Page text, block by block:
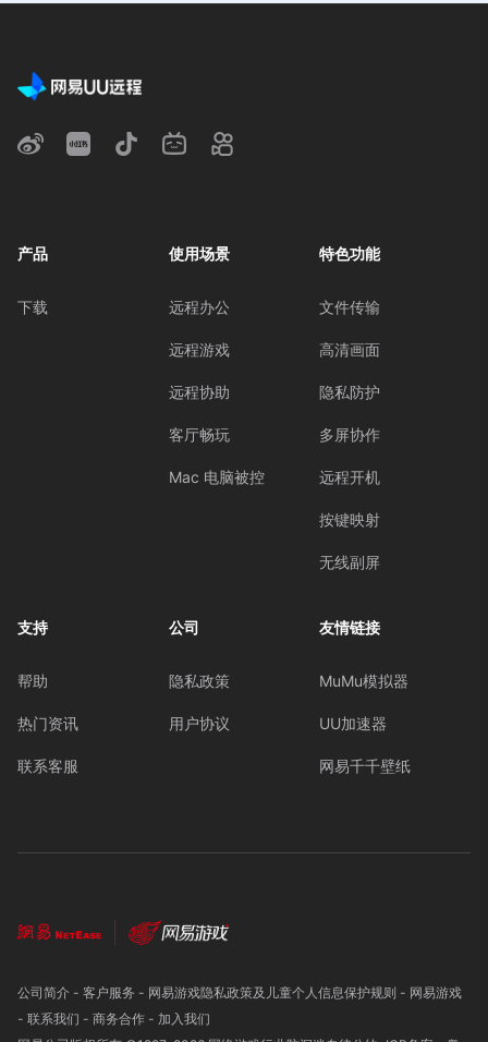
产品
下载
使用场景
远程办公
远程游戏
远程协助
客厅畅玩
Mac 电脑被控
特色功能
文件传输
高清画面
隐私防护
多屏协作
远程开机
按键映射
无线副屏
支持
帮助
热门资讯
联系客服
公司
隐私政策
用户协议
友情链接
MuMu模拟器
UU加速器
网易千千壁纸
公司简介 - 客户服务 - 网易游戏隐私政策及儿童个人信息保护规则 - 网易游戏
- 联系我们 - 商务合作 - 加入我们